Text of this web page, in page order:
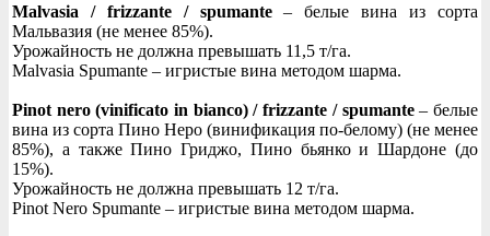
Malvasia / frizzante / spumante– белые вина из сорта
Мальвазия (не менее 85%).
Урожайность не должна превышать 11,5 т/га.
Malvasia Spumante – игристые вина методом шарма.
Pinot nero (vinificato in bianco) / frizzante / spumante– белые
вина из сорта Пино Неро (винификация по-белому) (не менее
85%), а также Пино Гриджо, Пино бьянко и Шардоне (до
15%).
Урожайность не должна превышать 12 т/га.
Pinot Nero Spumante – игристые вина методом шарма.